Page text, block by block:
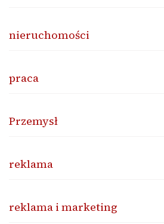
nieruchomości
praca
Przemysł
reklama
reklama i marketing